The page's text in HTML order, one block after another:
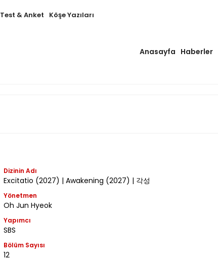
Test & Anket Köşe Yazıları
Anasayfa Haberler
Dizinin Adı
Excitatio (2027) | Awakening (2027) | 각성
Yönetmen
Oh Jun Hyeok
Yapımcı
SBS
Bölüm Sayısı
12